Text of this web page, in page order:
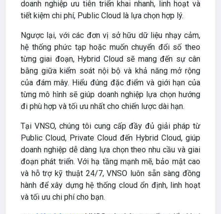
doanh nghiệp ưu tiên triển khai nhanh, linh hoạt và
tiết kiệm chi phí, Public Cloud là lựa chọn hợp lý.
Ngược lại, với các đơn vị sở hữu dữ liệu nhạy cảm,
hệ thống phức tạp hoặc muốn chuyển đổi số theo
từng giai đoạn, Hybrid Cloud sẽ mang đến sự cân
bằng giữa kiểm soát nội bộ và khả năng mở rộng
của đám mây. Hiểu đúng đặc điểm và giới hạn của
từng mô hình sẽ giúp doanh nghiệp lựa chọn hướng
đi phù hợp và tối ưu nhất cho chiến lược dài hạn.
Tại VNSO, chúng tôi cung cấp đầy đủ giải pháp từ
Public Cloud, Private Cloud đến Hybrid Cloud, giúp
doanh nghiệp dễ dàng lựa chọn theo nhu cầu và giai
đoạn phát triển. Với hạ tầng mạnh mẽ, bảo mật cao
và hỗ trợ kỹ thuật 24/7, VNSO luôn sẵn sàng đồng
hành để xây dựng hệ thống cloud ổn định, linh hoạt
và tối ưu chi phí cho bạn.